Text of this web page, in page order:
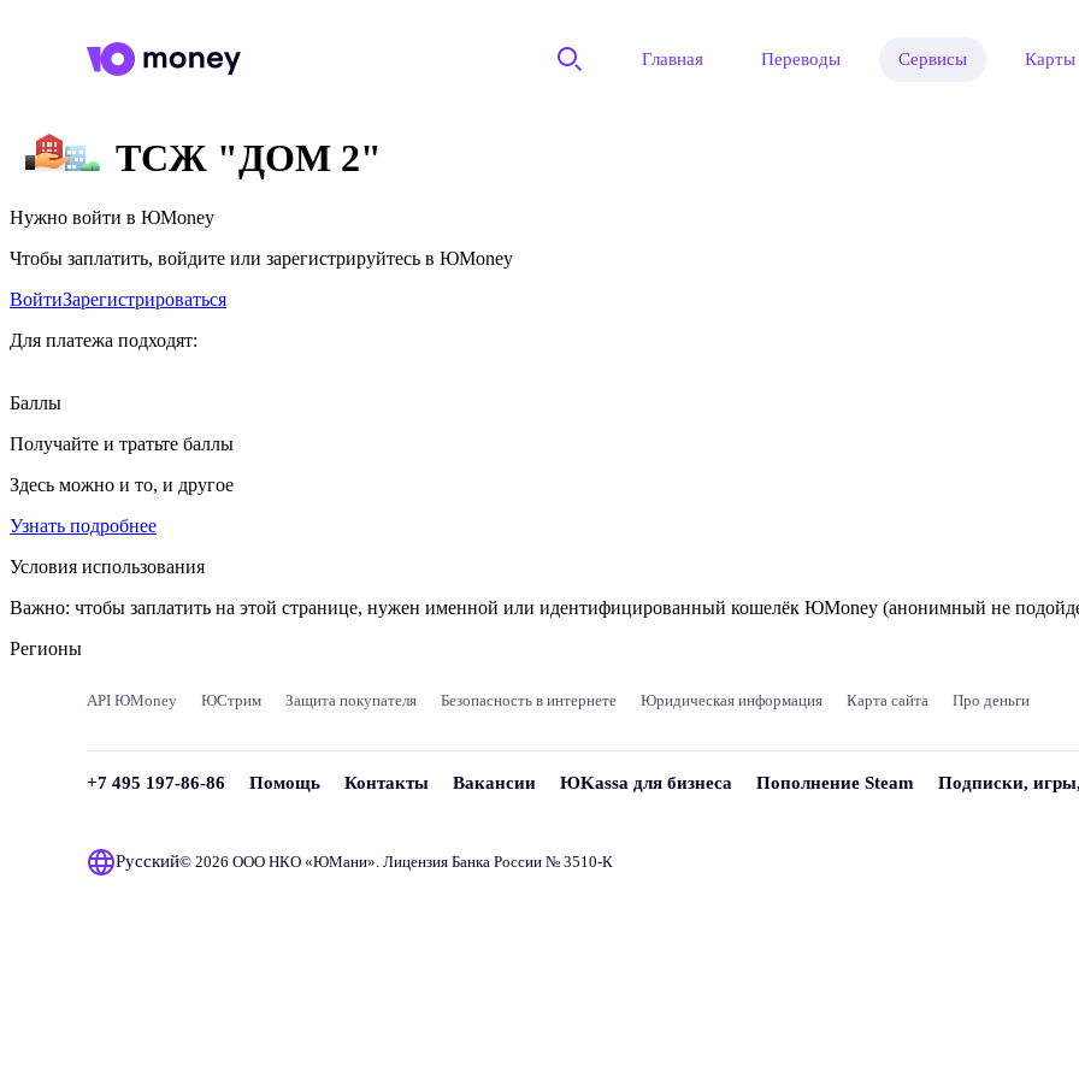
Главная Переводы Сервисы Карты
ТСЖ "ДОМ 2"
Нужно войти в ЮMoney
Чтобы заплатить, войдите или зарегистрируйтесь в ЮMoney
ВойтиЗарегистрироваться
Для платежа подходят:
Баллы
Получайте и тратьте баллы
Здесь можно и то, и другое
Узнать подробнее
Условия использования
Важно: чтобы заплатить на этой странице, нужен именной или идентифицированный кошелёк ЮMoney (анонимный не
Регионы
API ЮMoney ЮСтрим Защита покупателя Безопасность в интернете Юридическая информация Карта сайта Про деньги
+7 495 197-86-86 Помощь Контакты Вакансии ЮKassa для бизнеса Пополнение Steam Подписки,
Русский© 2026 ООО НКО «ЮМани». Лицензия Банка России № 3510‑К